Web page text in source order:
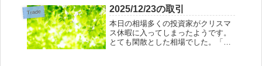
ま戦争が終わってくれるといいんで
すけどね。本日の成績総評価額
+1.81%含み益...
Trade 2025/12/23の取引
本日の相場多くの投資家がクリスマ
ス休暇に入ってしまったようです。
とても閑散とした相場でした。「閑